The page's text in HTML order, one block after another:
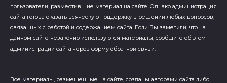
пользователи, разместившие материал на сайте. Однако администрация
сайта готова оказать всяческую поддержку в решении любых вопросов,
связанных с работой и содержанием сайта. Если Вы заметили, что на
данном сайте незаконно используются материалы, сообщите об этом
администрации сайта через форму обратной связи.
Все материалы, размещенные на сайте, созданы авторами сайта либо